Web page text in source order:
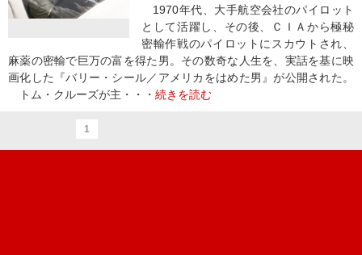
1970年代、大手航空会社のパイロット
として活躍し、その後、ＣＩＡから極秘
密輸作戦のパイロットにスカウトされ、
麻薬の密輸で巨万の富を得た男。その数奇な人生を、実話を基に映
画化した『バリー・シール／アメリカをはめた男』が公開された。
トム・クルーズが主・・・ 続きを読む
1